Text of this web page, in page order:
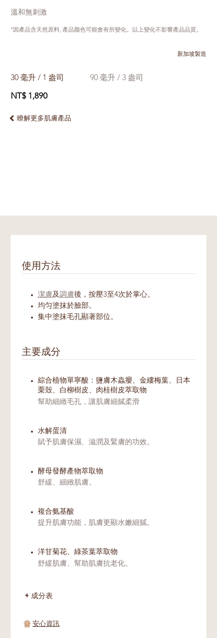
溫和無刺激
*因產品含天然原料, 產品颜色可能會有所變化。以上變化不影響產品品質。
新加坡製造
30 毫升 / 1 盎司 90 毫升 / 3 盎司
NT$ 1,890
瞭解更多肌膚產品
使用方法
潔膚及 調膚後，按壓3至4次於掌心。
均匀塗抹於臉部。
集中塗抹毛孔顯著部位。
主要成分
綜合植物單寧酸：鹽膚木蟲癭、金縷梅葉、日本
栗殼、白柳樹皮、肉桂樹皮萃取物
幫助細緻毛孔，讓肌膚細膩柔滑
水解蛋清
賦予肌膚保濕、滋潤及緊膚的功效。
酵母發酵產物萃取物
舒緩、細緻肌膚。
複合氨基酸
提升肌膚功能，肌膚更顯水嫩細膩。
洋甘菊花、綠茶葉萃取物
舒緩肌膚、幫助肌膚抗老化。
成分表
安心資訊